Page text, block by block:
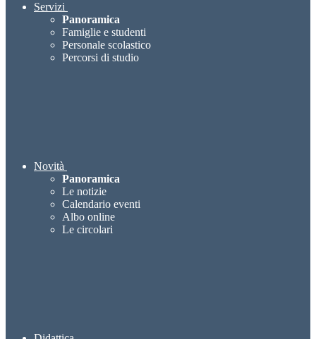
Servizi
Panoramica
Famiglie e studenti
Personale scolastico
Percorsi di studio
Novità
Panoramica
Le notizie
Calendario eventi
Albo online
Le circolari